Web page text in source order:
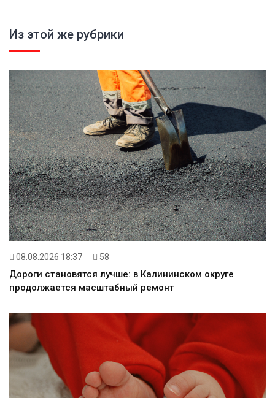
Из этой же рубрики
08.08.2026 18:37 58
Дороги становятся лучше: в Калининском округе
продолжается масштабный ремонт